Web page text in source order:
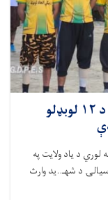
ميدان وردګ؛ دایمیرداد ولسوالۍ کې د ۱۲ لوبډلو
د یاد ولایت په
د والیبال سیالۍ د شهـ..ید وارث